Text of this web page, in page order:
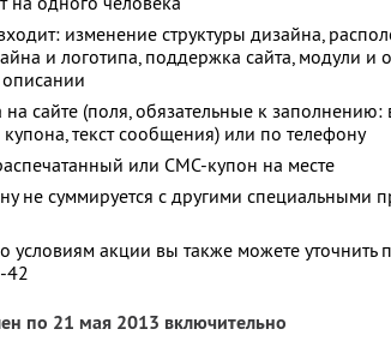
изменение структуры дизайна,
и логотипа, поддержка сайта, модули и
на сайте (поля, обязательные к
текст сообщения) или по телефону
или СМС-купон на месте
не суммируется с другими специальными
акции вы также можете уточнить
42
по 21 мая 2013 включительно